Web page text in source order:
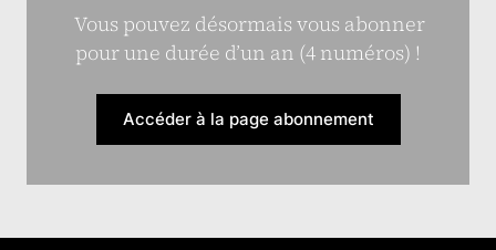
Vous pouvez désormais vous abonner
pour une durée d’un an (4 numéros) !
Accéder à la page abonnement